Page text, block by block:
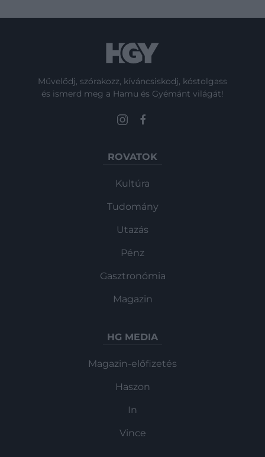
Művelődj, szórakozz, kíváncsiskodj, kóstolgass
és ismerd meg a Hamu és Gyémánt világát!
ROVATOK
Kultúra
Tudomány
Utazás
Pénz
Gasztronómia
Magazin
HG MEDIA
Magazin-előfizetés
Haszon
In
Vince